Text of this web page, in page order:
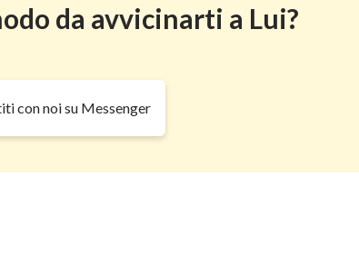
da avvicinarti a Lui?
con noi su Messenger